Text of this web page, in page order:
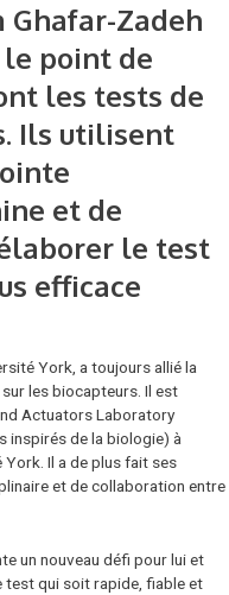
Ghafar-Zadeh
le point de
les tests de
Ils utilisent
et de
le test
efficace
York, a toujours allié la
les biocapteurs. Il est
Actuators Laboratory
inspirés de la biologie) à
York. Il a de plus fait ses
et de collaboration entre
un nouveau défi pour lui et
test qui soit rapide, fiable et